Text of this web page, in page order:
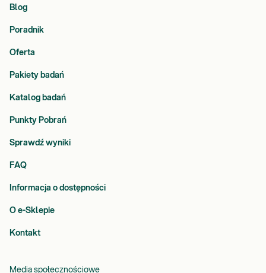
Blog
Poradnik
Oferta
Pakiety badań
Katalog badań
Punkty Pobrań
Sprawdź wyniki
FAQ
Informacja o dostępności
O e-Sklepie
Kontakt
Media społecznościowe